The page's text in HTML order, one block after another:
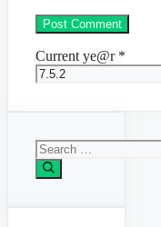
Current ye@r *
Search
for: